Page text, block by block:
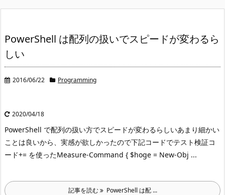
PowerShell は配列の扱いでスピードが変わるら
しい
2016/06/22 Programming
2020/04/18
PowerShell で配列の扱い方でスピードが変わるらしいあまり細かい
ことは良いから、実感が欲しかったので下記コードでテスト検証コ
ード+= を使ったMeasure-Command { $hoge = New-Obj ...
記事を読む PowerShell は配 ...